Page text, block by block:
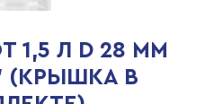
1,5 Л D 28 ММ
(КРЫШКА В